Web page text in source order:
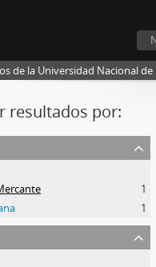
de la Universidad Nacional de
resultados por:
1
1